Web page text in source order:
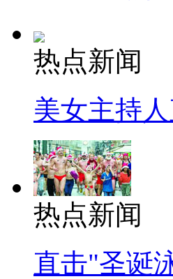
热点新闻
美女主持
热点新闻
直击"圣诞